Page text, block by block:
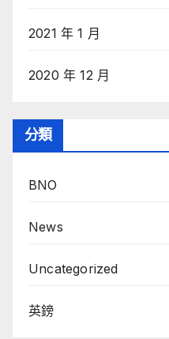
2021 年 1 月
2020 年 12 月
分類
BNO
News
Uncategorized
英鎊